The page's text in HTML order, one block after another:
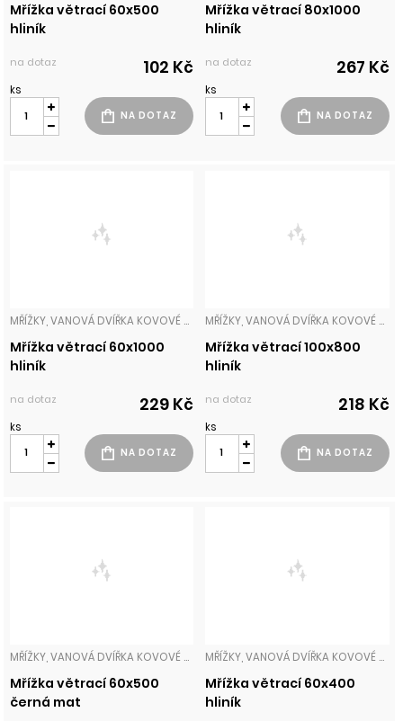
Mřížka větrací 60x500
hliník
na dotaz 102 Kč
ks
Mřížka větrací 80x1000
hliník
na dotaz 267 Kč
ks
MŘÍŽKY, VANOVÁ DVÍŘKA KOVOVÉ MŘÍŽKY
Mřížka větrací 60x1000
hliník
na dotaz 229 Kč
ks
MŘÍŽKY, VANOVÁ DVÍŘKA KOVOVÉ MŘÍŽKY
Mřížka větrací 100x800
hliník
na dotaz 218 Kč
ks
MŘÍŽKY, VANOVÁ DVÍŘKA KOVOVÉ MŘÍŽKY
Mřížka větrací 60x500
černá mat
MŘÍŽKY, VANOVÁ DVÍŘKA KOVOVÉ MŘÍŽKY
Mřížka větrací 60x400
hliník